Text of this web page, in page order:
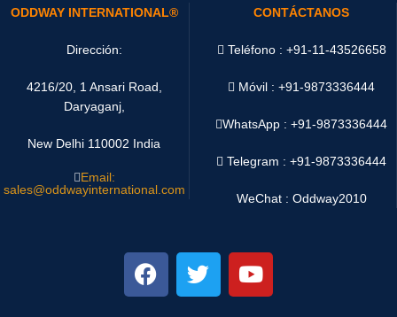
ODDWAY INTERNATIONAL®
Dirección:
4216/20, 1 Ansari Road,
Daryaganj,
New Delhi 110002 India
Email:
sales@oddwayinternational.com
CONTÁCTANOS
Teléfono : +91-11-43526658
Móvil : +91-9873336444
WhatsApp :+91-9873336444
Telegram : +91-9873336444
WeChat : Oddway2010